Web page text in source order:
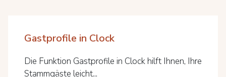
Gastprofile in Clock
Die Funktion Gastprofile in Clock hilft Ihnen, Ihre
Stammgäste leicht...